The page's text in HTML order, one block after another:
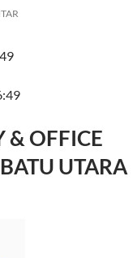
& OFFICE
UTARA